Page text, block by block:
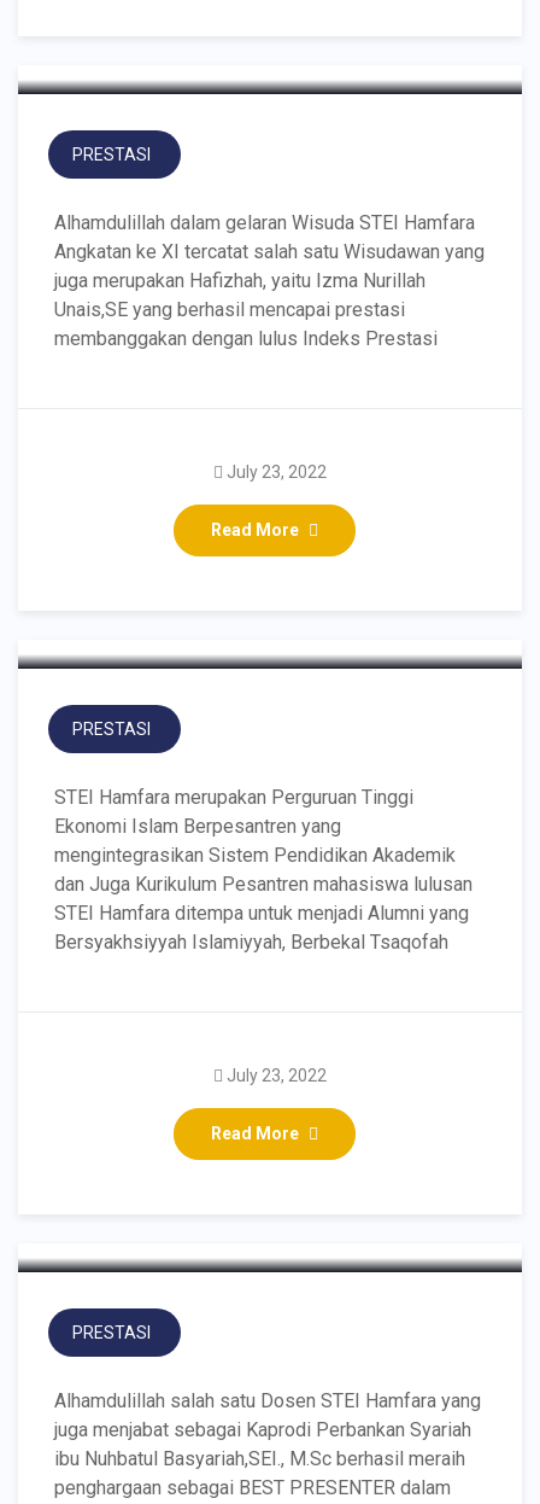
PRESTASI
Alhamdulillah dalam gelaran Wisuda STEI Hamfara
Angkatan ke XI tercatat salah satu Wisudawan yang
juga merupakan Hafizhah, yaitu Izma Nurillah
Unais,SE yang berhasil mencapai prestasi
membanggakan dengan lulus Indeks Prestasi
Read More
July 23, 2022
Wisudawan Summa
PRESTASI
STEI Hamfara merupakan Perguruan Tinggi
Ekonomi Islam Berpesantren yang
mengintegrasikan Sistem Pendidikan Akademik
dan Juga Kurikulum Pesantren mahasiswa lulusan
STEI Hamfara ditempa untuk menjadi Alumni yang
Bersyakhsiyyah Islamiyyah, Berbekal Tsaqofah
Read More
July 23, 2022
Dosen STEI Hamfara
meraih Best Presenter
PRESTASI
Alhamdulillah salah satu Dosen STEI Hamfara yang
juga menjabat sebagai Kaprodi Perbankan Syariah
ibu Nuhbatul Basyariah,SEI., M.Sc berhasil meraih
penghargaan sebagai BEST PRESENTER dalam